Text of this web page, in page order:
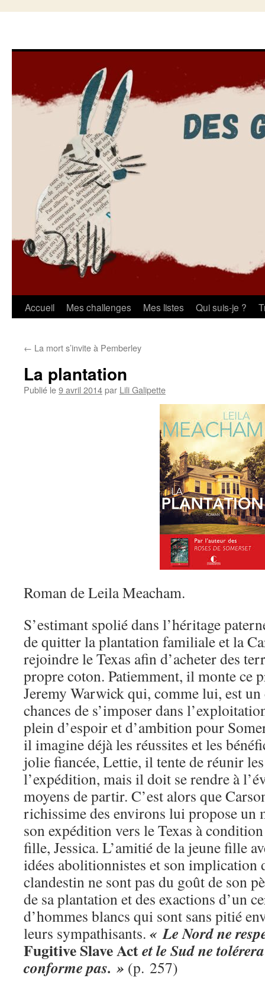
Aller
contenu
Accueil Mes challenges Mes listes Qui suis-je ?
← La mort s’invite à Pemberley
La plantation
Publié le9 avril 2014par Lili Galipette
Roman de Leila Meacham.
S’estimant spolié dans l’héritage
de quitter la plantation familiale et la
rejoindre le Texas afin d’acheter des
propre coton. Patiemment, il monte ce
Jeremy Warwick qui, comme lui, est un
chances de s’imposer dans
plein d’espoir et d’ambition pour
il imagine déjà les réussites et les
jolie fiancée, Lettie, il tente de réunir
l’expédition, mais il doit se rendre à
moyens de partir. C’est alors que
richissime des environs lui propose un
son expédition vers le Texas à
fille, Jessica. L’amitié de la jeune fille
idées abolitionnistes et son implication
clandestin ne sont pas du goût de son
de sa plantation et des exactions d’un
d’hommes blancs qui sont sans pitié
leurs sympathisants. « Le Nord ne
Fugitive Slave Actet le Sud ne
conforme pas. » (p. 257)